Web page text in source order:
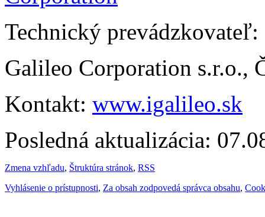
Technický prevádzkovateľ:
Galileo Corporation s.r.o.,
Kontakt: www.igalileo.sk
Posledná aktualizácia:
Zmena vzhľadu, Štruktúra stránok, RSS
Vyhlásenie o prístupnosti, Za obsah zodpovedá správca obsahu,